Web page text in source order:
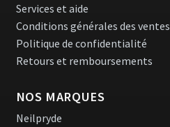
Services et aide
Conditions générales des ventes
Politique de confidentialité
Retours et remboursements
NOS MARQUES
Neilpryde